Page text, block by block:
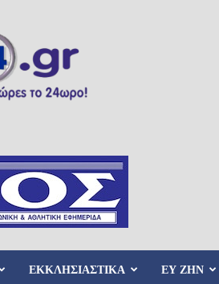
ΕΚΚΛΗΣΙΑΣΤΙΚΑ ΕΥ ΖΗΝ